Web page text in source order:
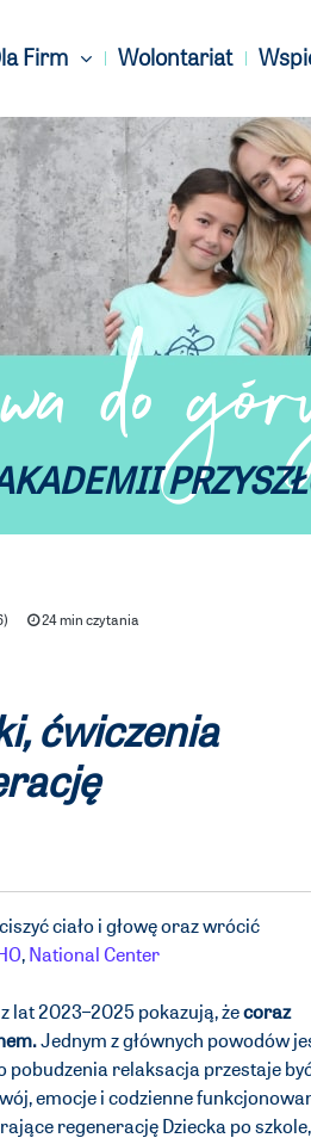
Firm Wolontariat
do
24 min czytania
ćwiczenia
ciało i głowę oraz wrócić
,National Center
z lat 2023–2025 pokazują, żecoraz
Jednym z głównych powodów
pobudzenia relaksacja przestaje
emocje i codzienne
regenerację Dziecka po szkole,